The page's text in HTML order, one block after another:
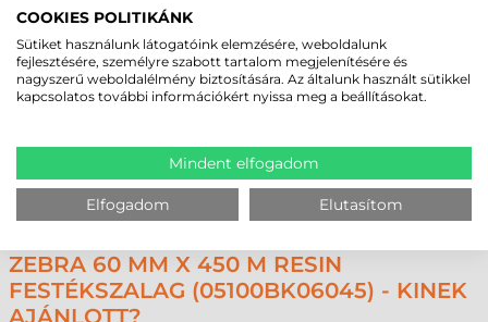
termékleírások esetén. A technológia magas hőigény mellett működik,
speciális hátoldali bevonat biztosítja a nyomtatófej kímélő működését,
csökkentve a statikus feltöltődést és a súrlódást. Ez az alapanyag kültéri,
nedves és hűtőházi környezetben is optimális teljesítményt nyújt,
ellenáll a legnagyobb mechanikai és oldószer-vegyszer behatásnak is.
mindig legyen néhány milliméterrel nagyobb, mint a nyomtatott címke
szélessége. Ha a szalag és a címke azonos szélességű, a címke szélei
közvetlenül érintkezhetnek a nyomtatófejjel, ami hosszú távon fokozott
fejkopást eredményezhet a hordozóanyag élei által okozott dörzsölő
ZEBRA 60 MM X 450 M RESIN
FESTÉKSZALAG (05100BK06045) - KINEK
AJÁNLOTT?
COOKIES POLITIKÁNK
Sütiket használunk látogatóink elemzésére, weboldalunk
fejlesztésére, személyre szabott tartalom megjelenítésére és
nagyszerű weboldalélmény biztosítására. Az általunk használt sütikkel
kapcsolatos további információkért nyissa meg a beállításokat.
Mindent elfogadom
Elfogadom Elutasítom